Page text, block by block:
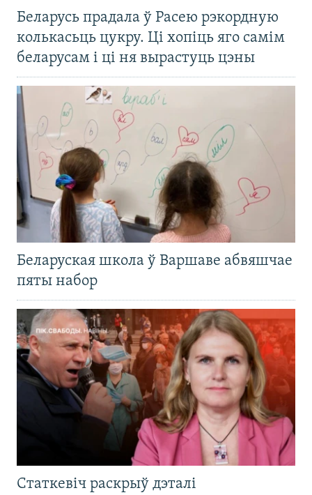
Беларусь прадала ў Расею рэкордную
колькасьць цукру. Ці хопіць яго самім
беларусам і ці ня вырастуць цэны
Беларуская школа ў Варшаве абвяшчае
пяты набор
Статкевіч раскрыў дэталі